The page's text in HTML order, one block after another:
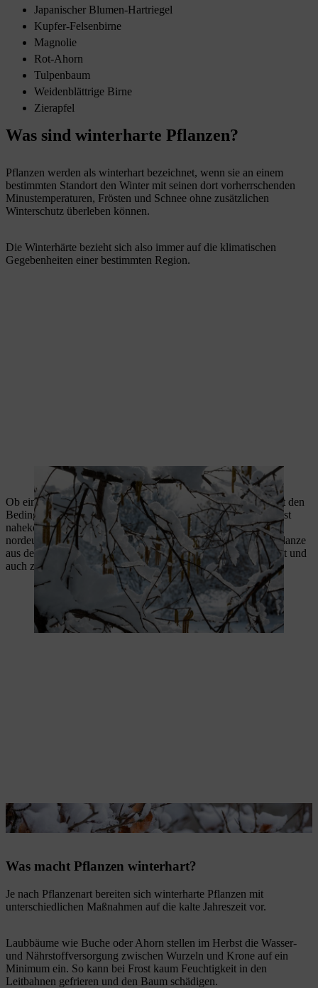
Japanischer Blumen-Hartriegel
Kupfer-Felsenbirne
Magnolie
Rot-Ahorn
Tulpenbaum
Weidenblättrige Birne
Zierapfel
Was sind winterharte Pflanzen?
Pflanzen werden als winterhart bezeichnet, wenn sie an einem
bestimmten Standort den Winter mit seinen dort vorherrschenden
Minustemperaturen, Frösten und Schnee ohne zusätzlichen
Winterschutz überleben können.
Die Winterhärte bezieht sich also immer auf die klimatischen
Gegebenheiten einer bestimmten Region.
Der Haselnussstrauch ist winterhart.
Ob eine Pflanze winterhart ist, hängt davon ab, ob ihr Standort den
Bedingungen in ihrem natürlichen Verbreitungsgebiet möglichst
nahekommt. Eine einheimische Eiche überlebt den
nordeuropäischen Winter ohne Probleme, während es einer Pflanze
aus dem Mittelmeerraum in nördlichen Gefilden schnell zu kalt und
auch zu nass wird.
Die Buche übersteht auch Frostperioden.
Was macht Pflanzen winterhart?
Je nach Pflanzenart bereiten sich winterharte Pflanzen mit
unterschiedlichen Maßnahmen auf die kalte Jahreszeit vor.
Laubbäume wie Buche oder Ahorn stellen im Herbst die Wasser-
und Nährstoffversorgung zwischen Wurzeln und Krone auf ein
Minimum ein. So kann bei Frost kaum Feuchtigkeit in den
Leitbahnen gefrieren und den Baum schädigen.